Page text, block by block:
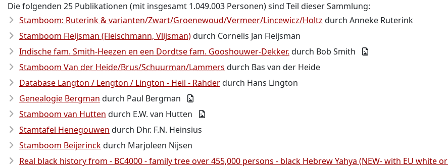
Die folgenden 25 Publikationen (mit insgesamt 1.049.003 Personen) sind Teil dieser Sammlung:
Stamboom: Ruterink & varianten/Zwart/Groenewoud/Vermeer/Lincewicz/Holtz durch Anneke Ruterink
Stamboom Fleijsman (Fleischmann, Vlijsman)durch Cornelis Jan Fleijsman
Indische fam. Smith-Heezen en een Dordtse fam. Gooshouwer-Dekker. durch Bob Smith
Stamboom Van der Heide/Brus/Schuurman/Lammers durch Bas van der Heide
Database Langton / Lengton / Lington - Heil - Rahderdurch Hans Lington
Genealogie Bergman durch Paul Bergman
Stamboom van Hutten durch E.W. van Hutten
Stamtafel Henegouwen durch Dhr. F.N. Heinsius
Stamboom Beijerinckdurch Marjoleen Nijsen
Real black history from - BC4000 - family tree over 455,000 persons - black Hebrew Yahya (NEW- with EU white